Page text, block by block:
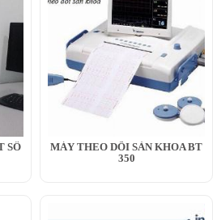
SỐ
MÁY THEO DÕI SẢN KHOA BT
350